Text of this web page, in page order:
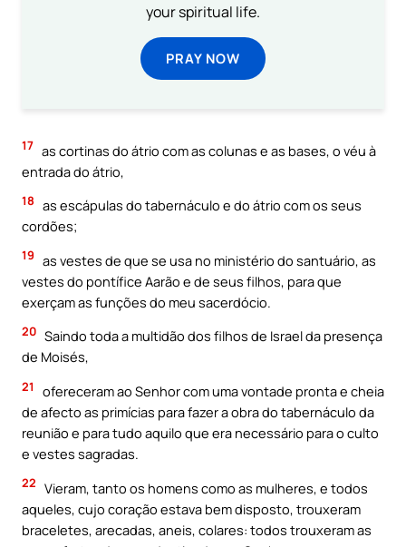
your spiritual life.
PRAY NOW
17 as cortinas do átrio com as colunas e as bases, o véu à
entrada do átrio,
18 as escápulas do tabernáculo e do átrio com os seus
cordões;
19 as vestes de que se usa no ministério do santuário, as
vestes do pontífice Aarão e de seus filhos, para que
exerçam as funções do meu sacerdócio.
20 Saindo toda a multidão dos filhos de Israel da presença
de Moisés,
21
ofereceram ao Senhor com uma vontade pronta e cheia
de afecto as primícias para fazer a obra do tabernáculo da
reunião e para tudo aquilo que era necessário para o culto
e vestes sagradas.
22 Vieram, tanto os homens como as mulheres, e todos
aqueles, cujo coração estava bem disposto, trouxeram
braceletes, arecadas, aneis, colares: todos trouxeram as